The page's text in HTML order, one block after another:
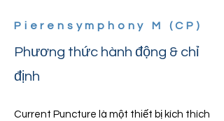
Pierensymphony M (CP)
Phương thức hành động & chỉ
định
Current Puncture là một thiết bị kích thích